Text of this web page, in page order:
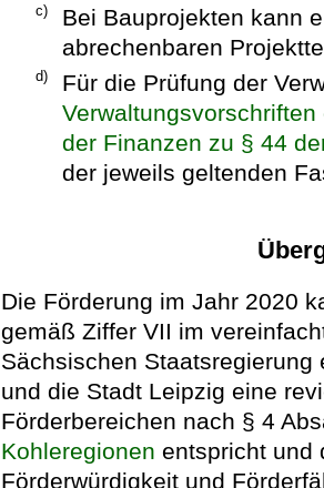
c)
Bei Bauprojekten kann
abrechenbaren
d)
Für die Prüfung der
der Finanzen zu § 44
der jeweils geltenden
Die Förderung im Jahr 2020
gemäß Ziffer VII im
Sächsischen
und die Stadt Leipzig eine
Förderbereichen nach § 4
Kohleregionen entspricht und
Förderwürdigkeit und